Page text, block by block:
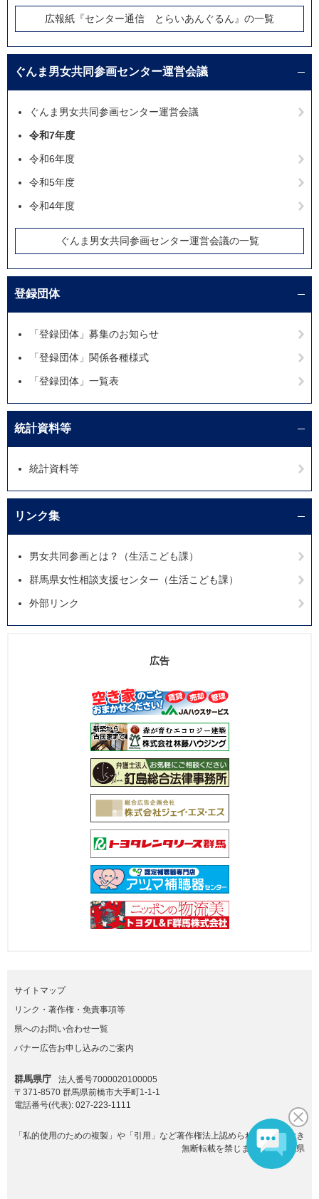
広報紙『センター通信 とらいあんぐるん』の一覧
ぐんま男女共同参画センター運営会議
ぐんま男女共同参画センター運営会議
令和7年度
令和6年度
令和5年度
令和4年度
ぐんま男女共同参画センター運営会議の一覧
登録団体
「登録団体」募集のお知らせ
「登録団体」関係各種様式
「登録団体」一覧表
統計資料等
統計資料等
リンク集
男女共同参画とは？（生活こども課）
群馬県女性相談支援センター（生活こども課）
外部リンク
広告
サイトマップ
リンク・著作権・免責事項等
県へのお問い合わせ一覧
バナー広告お申し込みのご案内
群馬県庁
法人番号7000020100005
〒371-8570 群馬県前橋市大手町1-1-1
電話番号(代表): 027-223-1111
「私的使用のための複製」や「引用」など著作権法上認められた場合を除き
無断転載を禁じます。(C)群馬県